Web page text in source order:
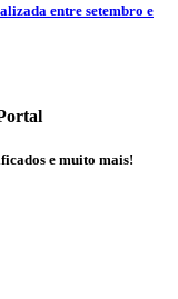
entre setembro e
e muito mais!